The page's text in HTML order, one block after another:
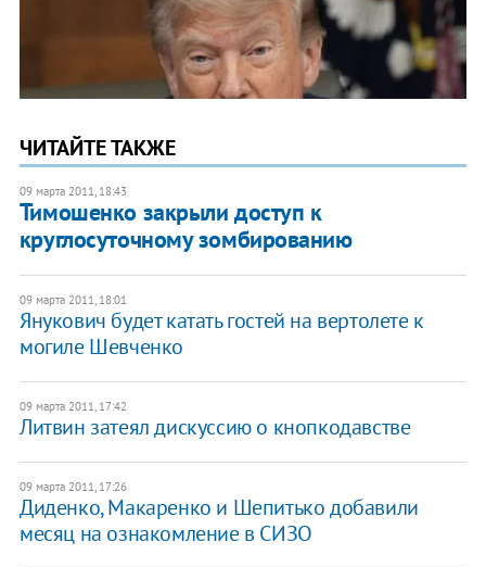
ЧИТАЙТЕ ТАКЖЕ
09 марта 2011, 18:43
Тимошенко закрыли доступ к
круглосуточному зомбированию
09 марта 2011, 18:01
Янукович будет катать гостей на вертолете к
могиле Шевченко
09 марта 2011, 17:42
Литвин затеял дискуссию о кнопкодавстве
09 марта 2011, 17:26
Диденко, Макаренко и Шепитько добавили
месяц на ознакомление в СИЗО